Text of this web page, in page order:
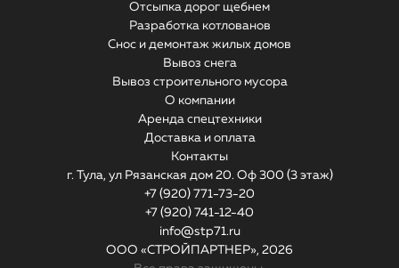
Отсыпка дорог щебнем
Разработка котлованов
Снос и демонтаж жилых домов
Вывоз снега
Вывоз строительного мусора
О компании
Аренда спецтехники
Доставка и оплата
Контакты
г. Тула, ул Рязанская дом 20. Оф 300 (3 этаж)
+7 (920) 771-73-20
+7 (920) 741-12-40
info@stp71.ru
ООО «СТРОЙПАРТНЕР», 2026